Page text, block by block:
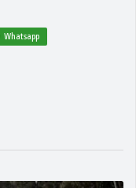
Whatsapp